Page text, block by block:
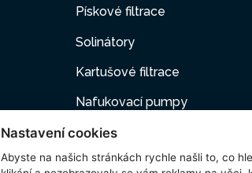
Pískové filtrace
Solinátory
Kartušové filtrace
Nafukovací pumpy
Nafukovací nábytek
Domácí mazlíčci
Nastavení cookies
Abyste na našich stránkách rychle našli to, co